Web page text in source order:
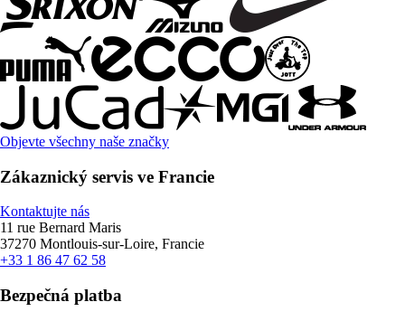
Objevte všechny naše značky
Zákaznický servis ve Francie
Kontaktujte nás
11 rue Bernard Maris
37270 Montlouis-sur-Loire, Francie
+33 1 86 47 62 58
Bezpečná platba